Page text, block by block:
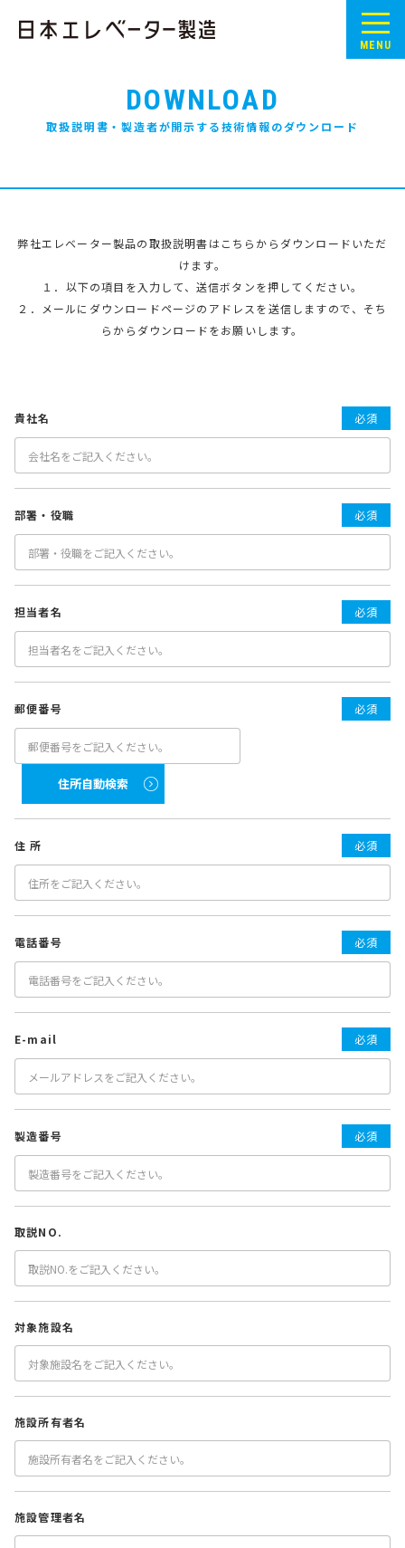
MENU
DOWNLOAD
取扱説明書・製造者が開示する技術情報のダウンロード
弊社エレベーター製品の取扱説明書はこちらからダウンロードいただ
けます。
１．以下の項目を入力して、送信ボタンを押してください。
２．メールにダウンロードページのアドレスを送信しますので、そち
らからダウンロードをお願いします。
貴社名 必須
部署・役職 必須
担当者名 必須
郵便番号 必須
住所自動検索
住 所 必須
電話番号 必須
E-mail 必須
製造番号 必須
取説NO.
対象施設名
施設所有者名
施設管理者名